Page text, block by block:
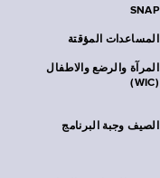
SNAP
المساعدات المؤقتة
المرآة والرضع والاطفال
(WIC)
الصيف وجبة البرنامج